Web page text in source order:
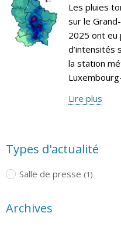
Les pluies
sur le
2025 ont eu
d’intensités
la station
Lire plus
Types d'actualité
Salle de presse (1)
Archives